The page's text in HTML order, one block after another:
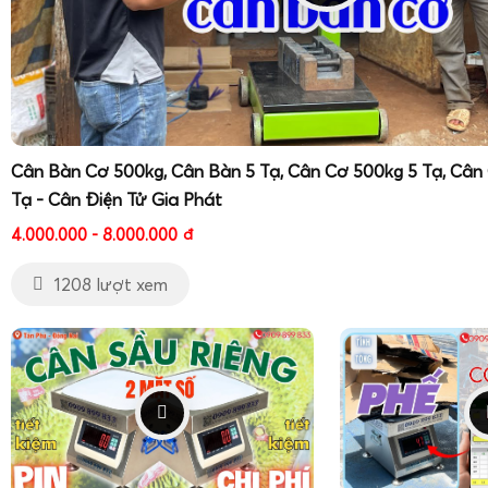
Khi liên hệ Gia Phát để mua cân sàn điện tử Super-SS 1
tấn, khách hàng được:
Tư vấn lựa chọn tải trọng, kích thước sàn, cấu hình
phù hợp với loại hàng hóa, phương tiện vận
pallet), không gian lắp đặt.
Báo giá cạnh tranh, minh bạch, tối ưu chi phí đầu
vận hành lâu dài.
Lắp đặt, cân chỉnh, kiểm tra tải thực tế
Đào tạo, hướng dẫn sử dụng cân sàn điện tử Super-
viên vận hành, cung cấp tài liệu kỹ thuật, sơ đồ đấu
Hỗ trợ hướng dẫn hiệu chuẩn cân sàn Super SS 1
kết nối với đơn vị kiểm định khi khách hàng có nhu cầu.
Bảo hành chính hãng, cam kết cung cấp linh kiện
sửa chữa tận nơi nhanh chóng.
Cân Bàn Cơ 500kg, Cân Bàn 5 Tạ, Cân Cơ 500kg 5 Tạ,
Tạ - Cân Điện Tử Gia Phát
4.000.000 - 8.000.000 đ
1208 lượt xem